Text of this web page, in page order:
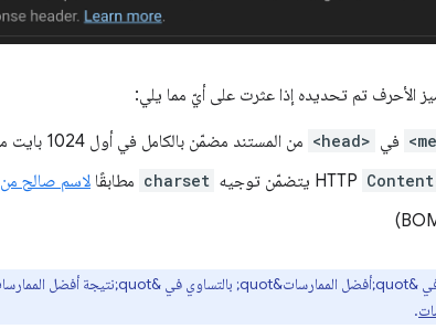
في <head> من المستند مضمّن بالكامل في أول 1024 بايت من المستند
charset مطابقًا لاسم صالح من IANA
.